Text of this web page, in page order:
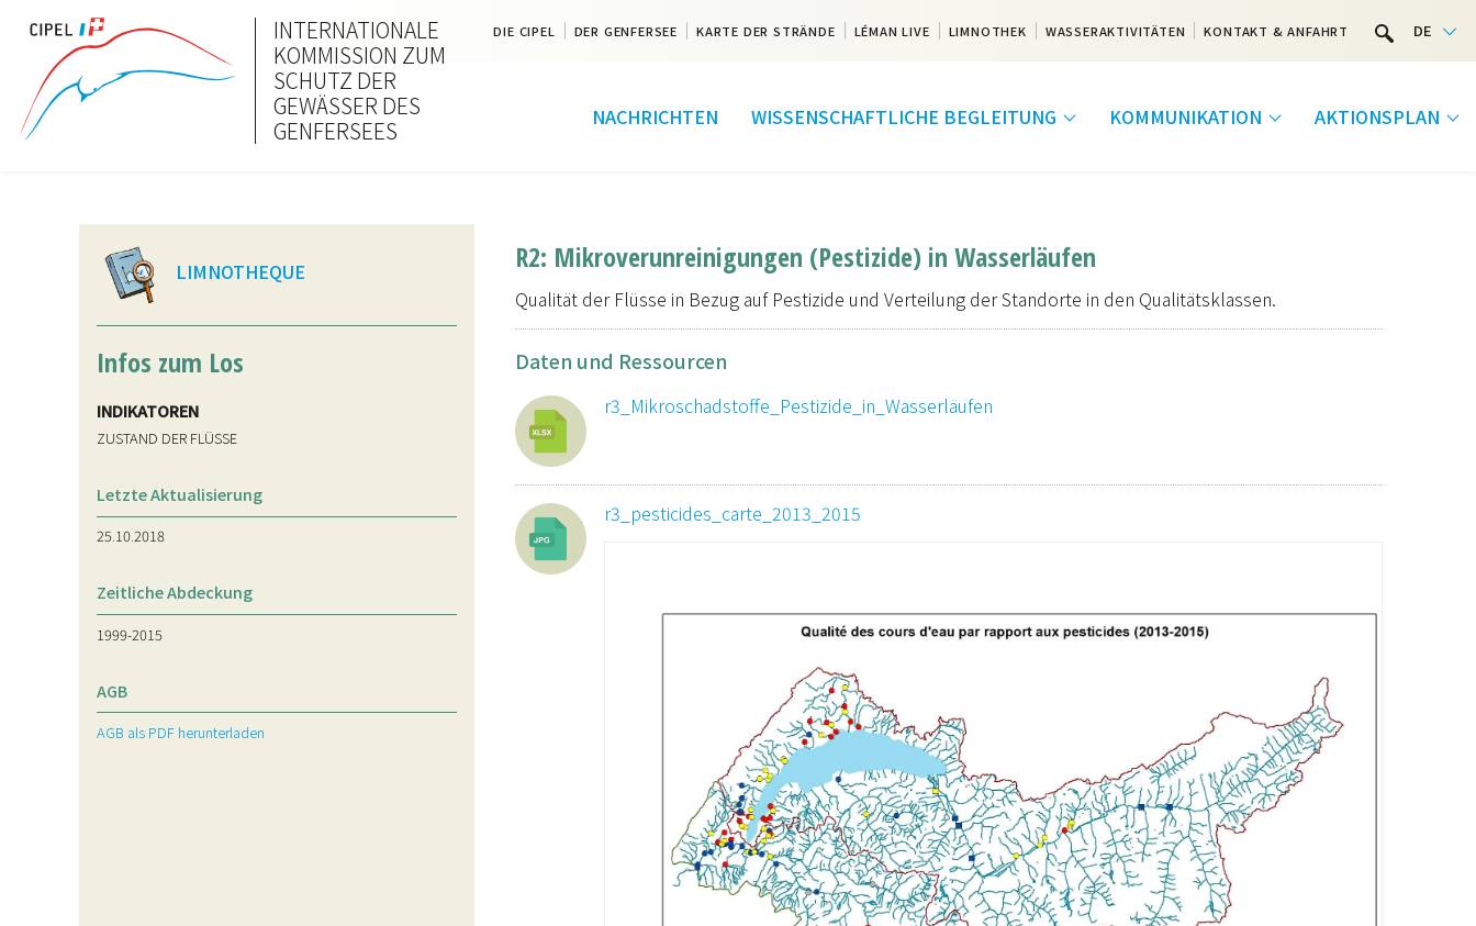
INTERNATIONALE
KOMMISSION ZUM
SCHUTZ DER
GEWÄSSER DES
GENFERSEES
DIE CIPEL DER GENFERSEE KARTE DER STRÄNDE LÉMAN LIVE LIMNOTHEK WASSERAKTIVITÄTEN KONTAKT & ANFAHRT DE
NACHRICHTEN WISSENSCHAFTLICHE BEGLEITUNG KOMMUNIKATION AKTIONSPLAN
LIMNOTHEQUE
Infos zum Los
INDIKATOREN
ZUSTAND DER FLÜSSE
Letzte Aktualisierung
25.10.2018
Zeitliche Abdeckung
1999-2015
AGB
AGB als PDF herunterladen
R2: Mikroverunreinigungen (Pestizide) in Wasserläufen
Qualität der Flüsse in Bezug auf Pestizide und Verteilung der Standorte in den Qualitätsklassen.
Daten und Ressourcen
r3_Mikroschadstoffe_Pestizide_in_Wasserläufen
r3_pesticides_carte_2013_2015